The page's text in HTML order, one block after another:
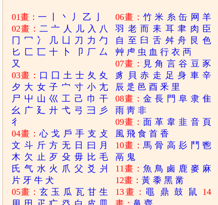
01畫：一 丶 丿 乙
02畫： 二 亠 人 儿 入
八
冂 冖 冫 几 刀 力 勹
匕 匚 匸 十 卜 卩 厂 厶
又
03畫： 口 囗 土 士 夂 夊
夕 大 女 子 宀 寸 小 尢
尸 屮 山 巛 工 己 巾 干
幺 广 廴 廾 弋 弓 彐 彡
彳
04畫：心 戈 戶 手 支 攴
文 斗 斤 方 无 日 曰
月
木 欠 止 歹 殳 毋 比 毛
氏 气 水 火 爪 父 爻 爿
片 牙 牛 犬
05畫： 玄 玉 瓜 瓦 甘 生
06畫： 竹 米 糸 缶 网 羊
羽 老 而 耒 耳 聿 肉 臣
自 至 臼 舌 舛 舟 艮 色
艸 虍 虫 血 行 衣 襾
07畫： 見 角 言 谷 豆 豕
豸
貝 赤 走 足 身 車 辛
辰 辵 邑 酉 釆 里
08畫： 金 長 門 阜 隶 隹
雨 靑 非
09畫： 面 革 韋 韭 音 頁
風 飛 食 首 香
10畫： 馬 骨 高 髟 鬥 鬯
鬲 鬼
11畫： 魚 鳥 鹵 鹿 麥 麻
12畫：黃 黍 黑 黹
13畫：黽 鼎 鼓 鼠
14